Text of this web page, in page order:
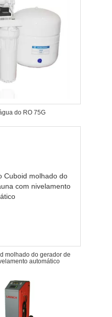
do RO 75G
molhado do gerador de
automático